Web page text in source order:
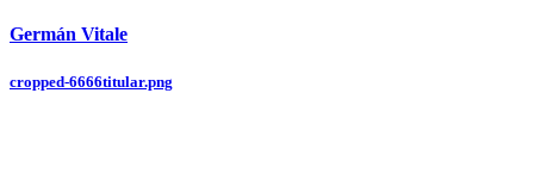
Germán Vitale
Navegación
cropped-6666titular.png